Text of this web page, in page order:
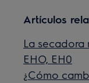
Artículos
La secadora
EHO, EH0
¿Cómo